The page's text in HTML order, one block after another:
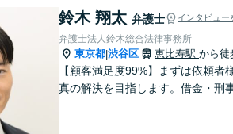
鈴木 翔太 弁護士 インタビュー
弁護士法人鈴木総合法律事務所
東京都|渋谷区 恵比寿駅 から徒
【顧客満足度99%】まずは依頼
真の解決を目指します。借金・刑